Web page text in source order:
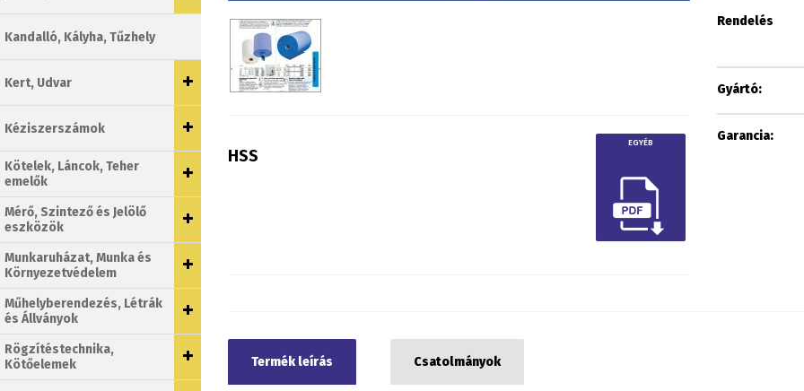
Kandalló, Kályha, Tűzhely
Kert, Udvar
Kéziszerszámok
Kötelek, Láncok, Teher
emelők
Mérő, Szintező és Jelölő
eszközök
Munkaruházat, Munka és
Környezetvédelem
Műhelyberendezés, Létrák
és Állványok
Rögzítéstechnika,
Kötőelemek
HSS
EGYÉB
Rendelés
Gyártó:
Garancia:
Termék leírás Csatolmányok